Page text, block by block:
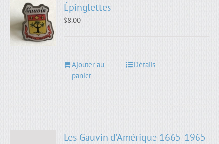
Épinglettes
$8.00
Ajouter au
panier
Détails
Les Gauvin d’Amérique 1665-1965